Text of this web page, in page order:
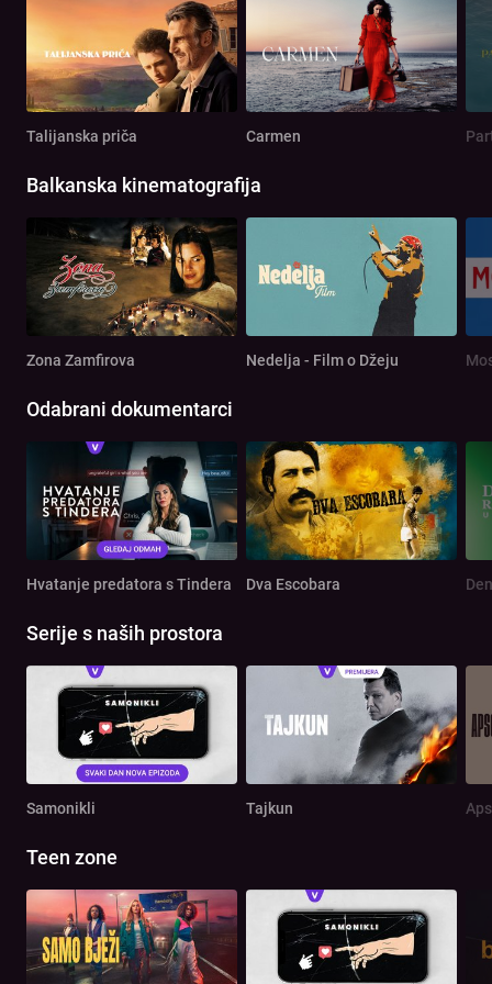
Talijanska priča Carmen
Balkanska kinematografija
Zona Zamfirova Nedelja - Film o Džeju
Odabrani dokumentarci
Hvatanje predatora s Tindera Dva Escobara
Serije s naših prostora
Samonikli Tajkun
Teen zone